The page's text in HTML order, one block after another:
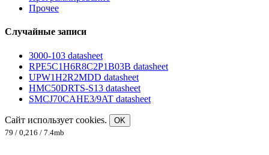
Прочее
Случайные записи
3000-103 datasheet
RPE5C1H6R8C2P1B03B datasheet
UPW1H2R2MDD datasheet
HMC50DRTS-S13 datasheet
SMCJ70CAHE3/9AT datasheet
Сайт использует cookies.
OK
79 / 0,216 / 7.4mb